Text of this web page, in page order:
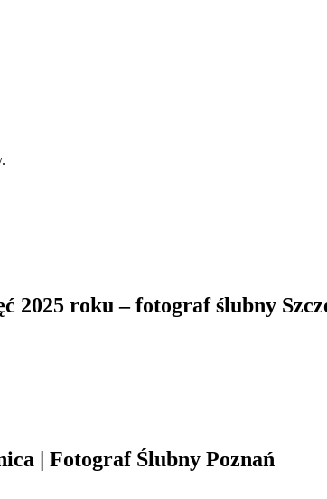
2025 roku – fotograf ślubny
| Fotograf Ślubny Poznań